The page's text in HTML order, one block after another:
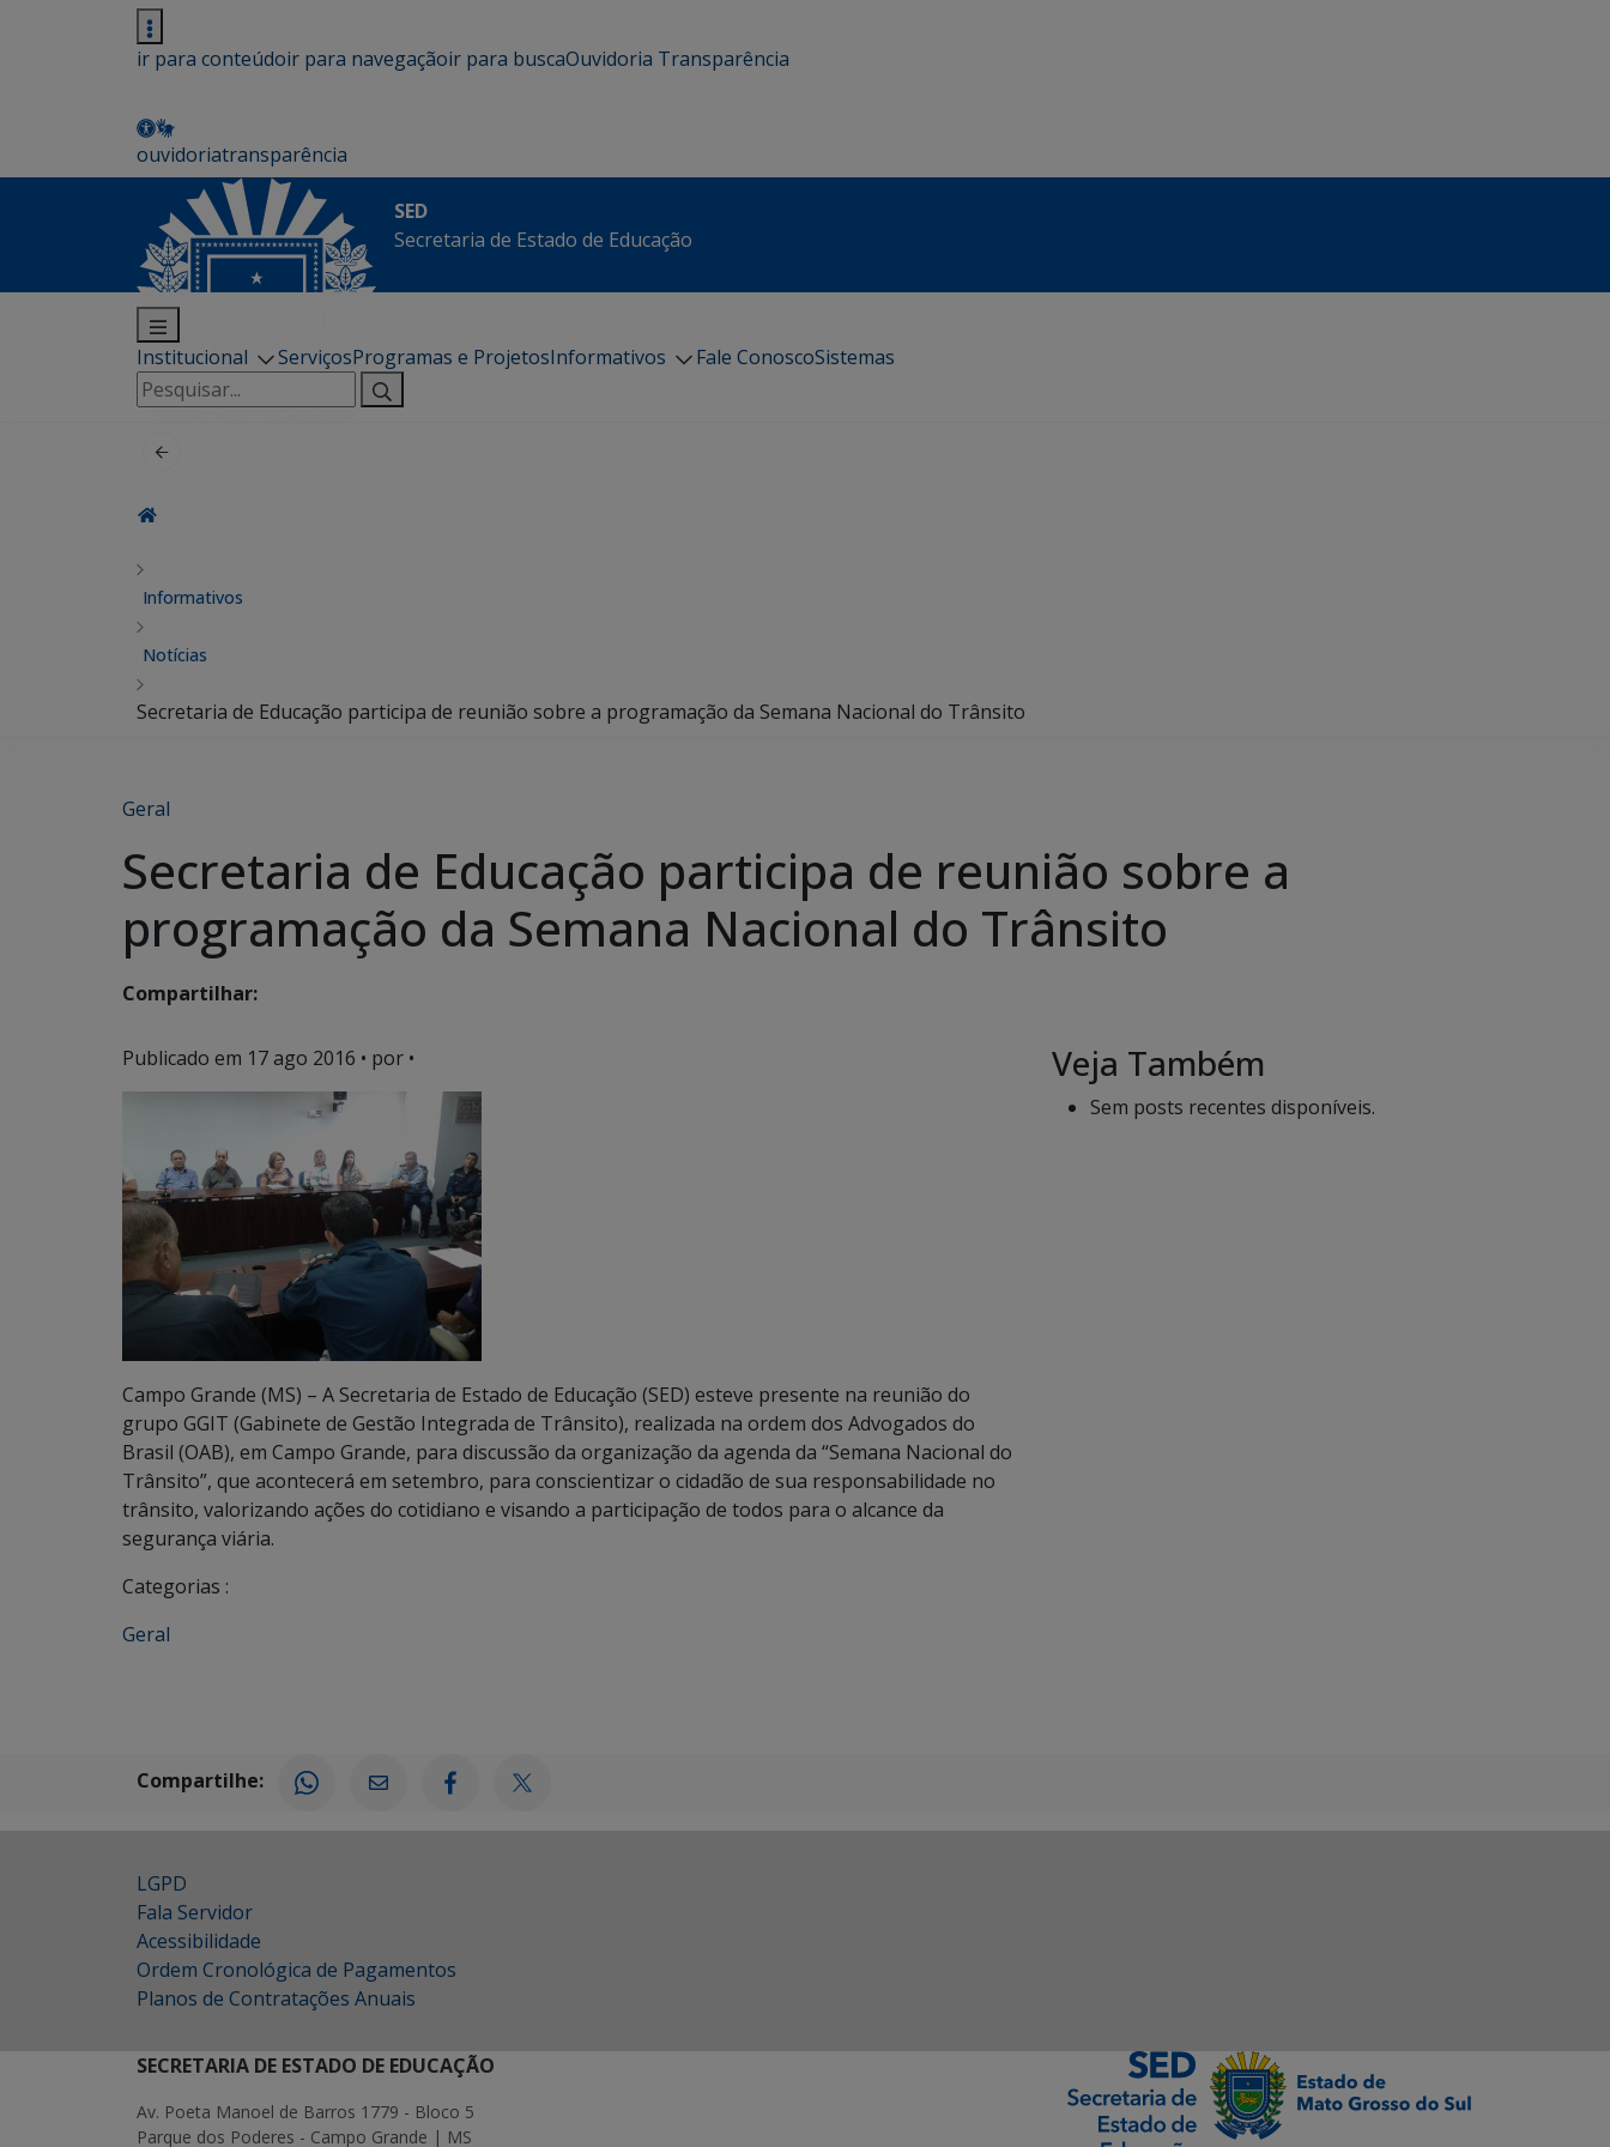
ir para conteúdoir para navegaçãoir para buscaOuvidoria Transparência
ouvidoriatransparência
SED
Secretaria de Estado de Educação
Institucional ServiçosProgramas e ProjetosInformativos Fale ConoscoSistemas
Pesquisar
por:
Informativos
Notícias
Secretaria de Educação participa de reunião sobre a programação da Semana Nacional do Trânsito
Geral
Secretaria de Educação participa de reunião sobre a
programação da Semana Nacional do Trânsito
Compartilhar:
Publicado em 17 ago 2016 • por •
Campo Grande (MS) – A Secretaria de Estado de Educação (SED) esteve presente na reunião do
grupo GGIT (Gabinete de Gestão Integrada de Trânsito), realizada na ordem dos Advogados do
Brasil (OAB), em Campo Grande, para discussão da organização da agenda da “Semana Nacional do
Trânsito”, que acontecerá em setembro, para conscientizar o cidadão de sua responsabilidade no
trânsito, valorizando ações do cotidiano e visando a participação de todos para o alcance da
segurança viária.
Categorias :
Geral
Veja Também
Sem posts recentes disponíveis.
Compartilhe:
LGPD
Fala Servidor
Acessibilidade
Ordem Cronológica de Pagamentos
Planos de Contratações Anuais
SECRETARIA DE ESTADO DE EDUCAÇÃO
Av. Poeta Manoel de Barros 1779 - Bloco 5
Parque dos Poderes - Campo Grande | MS